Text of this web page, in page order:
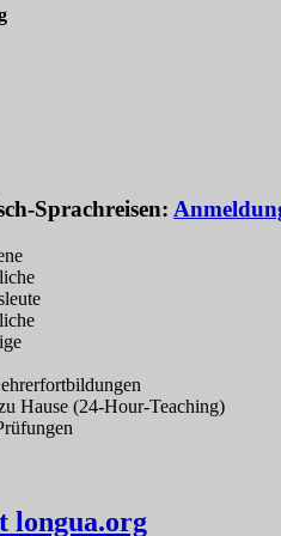
Sprachreisen:
Hause (24-Hour-Teaching)
longua.org